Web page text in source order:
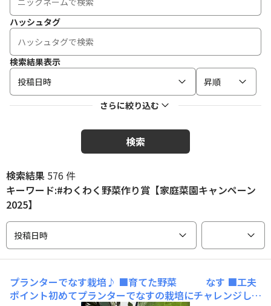
ハッシュタグ
検索結果表示
投稿日時
昇順
さらに絞り込む
検索
検索結果 576 件
キーワード:#わくわく野菜作り賞【家庭菜園キャンペーン
2025】
投稿日時
プランターでなす栽培♪ ■育てた野菜 なす ■工夫
ポイント初めてプランターでなすの栽培にチャレンジしま